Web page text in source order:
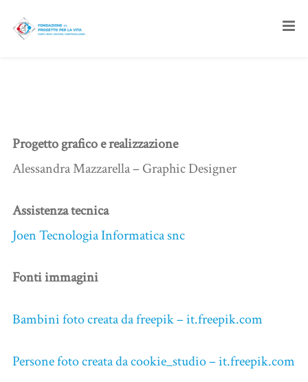
Progetto grafico e realizzazione
Alessandra Mazzarella – Graphic Designer
Assistenza tecnica
Joen Tecnologia Informatica snc
Fonti immagini
Bambini foto creata da freepik – it.freepik.com
Persone foto creata da cookie_studio – it.freepik.com